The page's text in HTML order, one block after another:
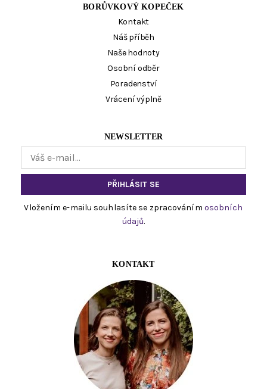
BORŮVKOVÝ KOPEČEK
Kontakt
Náš příběh
Naše hodnoty
Osobní odběr
Poradenství
Vrácení výplně
NEWSLETTER
Vložením e-mailu souhlasíte se zpracováním osobních
údajů.
KONTAKT